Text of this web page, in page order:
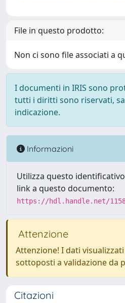
File in questo prodotto:
Non ci sono file associati a
I documenti in IRIS sono
tutti i diritti sono riservati,
indicazione.
Informazioni
Utilizza questo
link a questo documento:
https://hdl.handle.net/
Attenzione
Attenzione! I dati
sottoposti a validazione da
Citazioni